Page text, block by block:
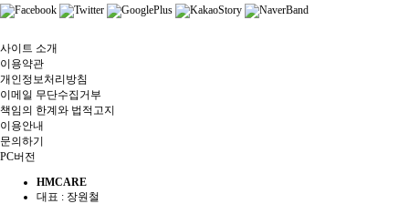
사이트 소개
이용약관
개인정보처리방침
이메일 무단수집거부
책임의 한계와 법적고지
이용안내
문의하기
PC버전
HMCARE
대표 : 장원철